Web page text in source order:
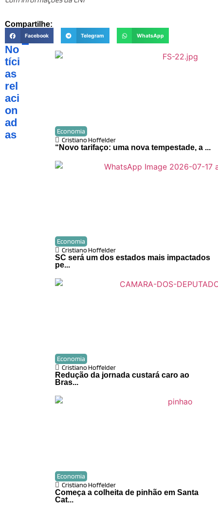
Compartilhe:
Facebook Telegram WhatsApp
No
tíci
as
rel
aci
on
ad
as
Economia
Cristiano Hoffelder
“Novo tarifaço: uma nova tempestade, a ...
Economia
Cristiano Hoffelder
SC será um dos estados mais impactados
pe...
Economia
Cristiano Hoffelder
Redução da jornada custará caro ao
Bras...
Economia
Cristiano Hoffelder
Começa a colheita de pinhão em Santa
Cat...